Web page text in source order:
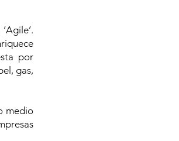
por
gas,
medio